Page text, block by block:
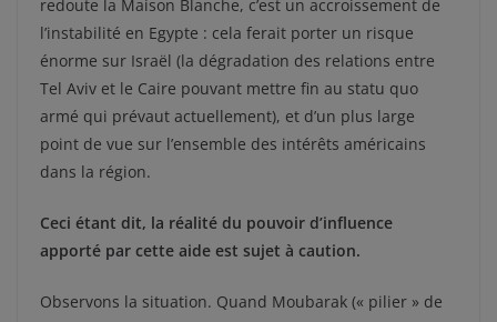
redoute la Maison Blanche, c’est un accroissement de
l’instabilité en Egypte : cela ferait porter un risque
énorme sur Israël (la dégradation des relations entre
Tel Aviv et le Caire pouvant mettre fin au statu quo
armé qui prévaut actuellement), et d’un plus large
point de vue sur l’ensemble des intérêts américains
dans la région.
Ceci étant dit, la réalité du pouvoir d’influence
apporté par cette aide est sujet à caution.
Observons la situation. Quand Moubarak (« pilier » de